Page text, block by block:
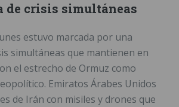
de crisis simultáneas
estuvo marcada por una
simultáneas que mantienen en
el estrecho de Ormuz como
Emiratos Árabes Unidos
de Irán con misiles y drones que